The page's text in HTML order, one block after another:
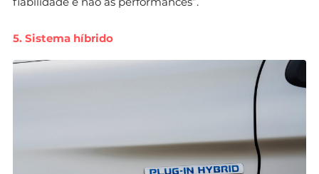
5. Sistema híbrido